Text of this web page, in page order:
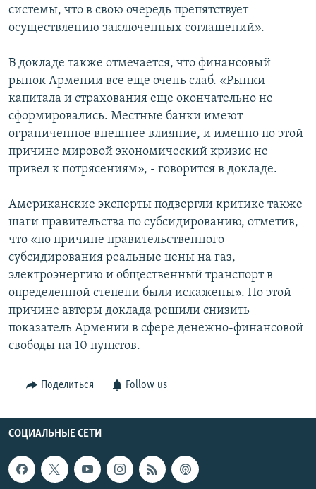
системы, что в свою очередь препятствует
осуществлению заключенных соглашений».
В докладе также отмечается, что финансовый
рынок Армении все еще очень слаб. «Рынки
капитала и страхования еще окончательно не
сформировались. Местные банки имеют
ограниченное внешнее влияние, и именно по этой
причине мировой экономический кризис не
привел к потрясениям», - говорится в докладе.
Американские эксперты подвергли критике также
шаги правительства по субсидированию, отметив,
что «по причине правительственного
субсидирования реальные цены на газ,
электроэнергию и общественный транспорт в
определенной степени были искажены». По этой
причине авторы доклада решили снизить
показатель Армении в сфере денежно-финансовой
свободы на 10 пунктов.
Поделиться Follow us
СОЦИАЛЬНЫЕ СЕТИ